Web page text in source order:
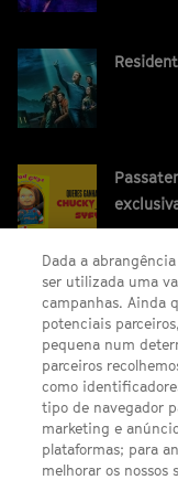
SEGUE-NOS
LINKS ÚTEIS
Dada a
ser utilizada uma
campanhas. Ainda
potenciais
pequena num
parceiros
como
tipo de navegador
marketing e
plataformas; para
melhorar os nossos